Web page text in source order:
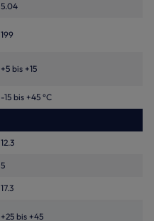
5.04
199
+5 bis +15
-15 bis +45 °C
12.3
5
17.3
+25 bis +45